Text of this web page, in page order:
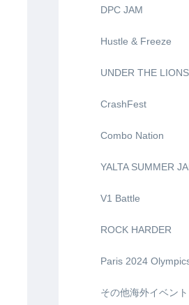
DPC JAM
Hustle & Freeze
UNDER THE
CrashFest
Combo Nation
YALTA SUMMER
V1 Battle
ROCK HARDER
Paris 2024
その他海外イベント